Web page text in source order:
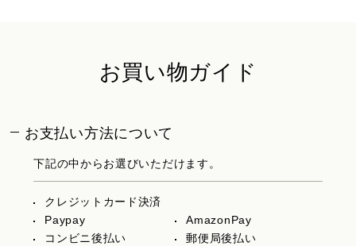
お買い物ガイド
お支払い方法について
下記の中からお選びいただけます。
クレジットカード決済
Paypay
AmazonPay
コンビニ後払い
郵便局後払い